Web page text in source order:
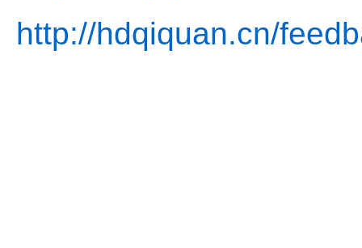
http://hdqiquan.cn/